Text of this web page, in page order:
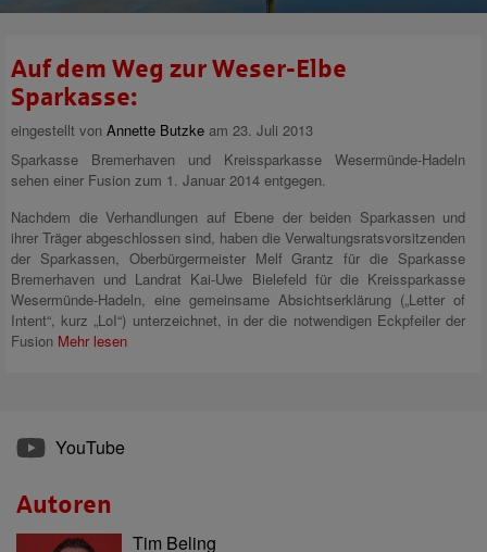
Auf dem Weg zur Weser-Elbe
Sparkasse:
eingestellt von Annette Butzke am 23. Juli 2013
Sparkasse Bremerhaven und Kreissparkasse Wesermünde-Hadeln
sehen einer Fusion zum 1. Januar 2014 entgegen.
Nachdem die Verhandlungen auf Ebene der beiden Sparkassen und
ihrer Träger abgeschlossen sind, haben die Verwaltungsratsvorsitzenden
der Sparkassen, Oberbürgermeister Melf Grantz für die Sparkasse
Bremerhaven und Landrat Kai-Uwe Bielefeld für die Kreissparkasse
Wesermünde-Hadeln, eine gemeinsame Absichtserklärung („Letter of
Intent“, kurz „LoI“) unterzeichnet, in der die notwendigen Eckpfeiler der
Fusion Mehr lesen
YouTube
Autoren
Tim Beling